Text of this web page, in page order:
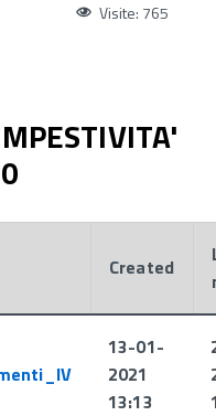
Visite: 765
Created
13-01-
2021
13:13